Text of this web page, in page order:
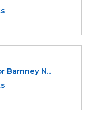
Barnney N...